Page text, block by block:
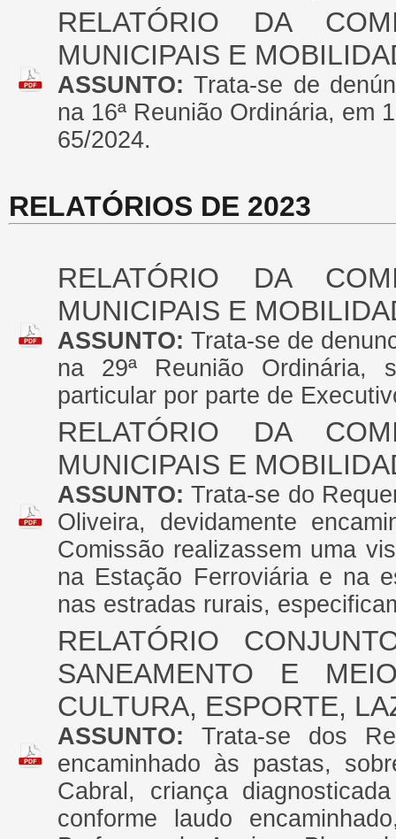
RELATÓRIO DA
MUNICIPAIS E
ASSUNTO:Trata-se de
na 16ª Reunião Ordinária, em
65/2024.
RELATÓRIOS DE 2023
RELATÓRIO DA
MUNICIPAIS E
ASSUNTO: Trata-se de
na 29ª Reunião Ordinária,
particular por parte de
RELATÓRIO DA
MUNICIPAIS E
ASSUNTO:Trata-se do
Oliveira, devidamente
Comissão realizassem uma
na Estação Ferroviária e na
nas estradas rurais,
RELATÓRIO
SANEAMENTO E
CULTURA, ESPORTE,
ASSUNTO:Trata-se dos
encaminhado às pastas,
Cabral, criança
conforme laudo